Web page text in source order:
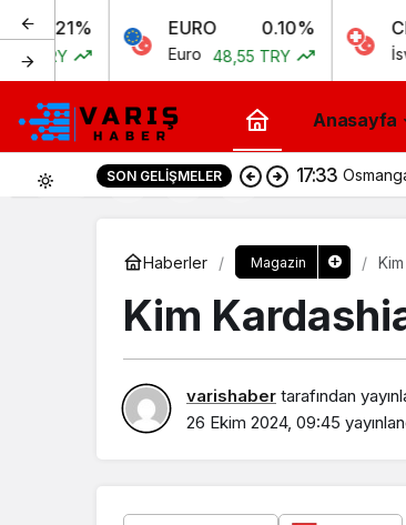
EURO 0.10%
Euro 48,55 TRY
CHF
İsviçre
Anasayfa
0
SON GELIŞMELER 17:33
Haberler Magazin
Kim
varishaber tarafından
26 Ekim 2024, 09:45